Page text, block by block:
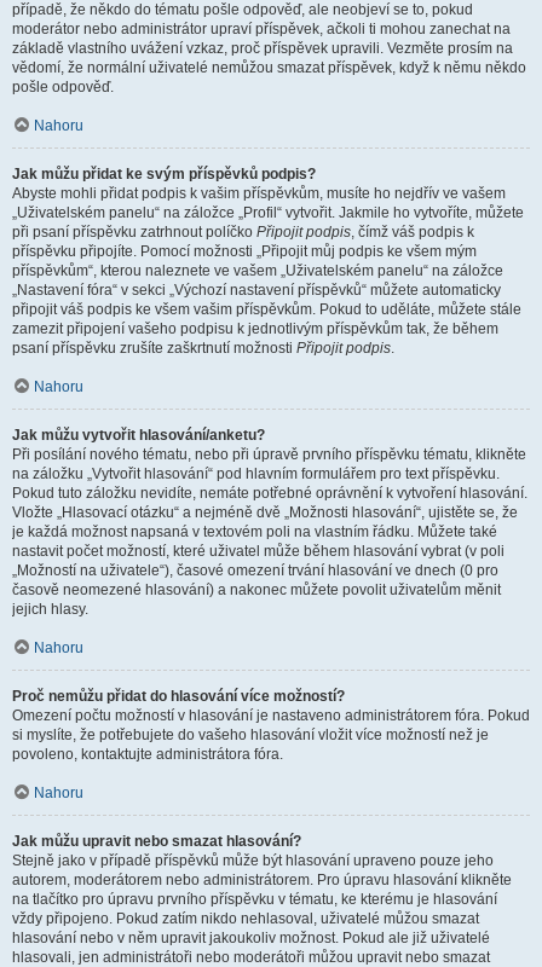
případě, že někdo do tématu pošle odpověď, ale neobjeví se to, pokud
moderátor nebo administrátor upraví příspěvek, ačkoli ti mohou zanechat na
základě vlastního uvážení vzkaz, proč příspěvek upravili. Vezměte prosím na
vědomí, že normální uživatelé nemůžou smazat příspěvek, když k němu někdo
pošle odpověď.
Nahoru
Jak můžu přidat ke svým příspěvků podpis?
Abyste mohli přidat podpis k vašim příspěvkům, musíte ho nejdřív ve vašem
„Uživatelském panelu“ na záložce „Profil“ vytvořit. Jakmile ho vytvoříte, můžete
při psaní příspěvku zatrhnout políčko Připojit podpis, čímž váš podpis k
příspěvku připojíte. Pomocí možnosti „Připojit můj podpis ke všem mým
příspěvkům“, kterou naleznete ve vašem „Uživatelském panelu“ na záložce
„Nastavení fóra“ v sekci „Výchozí nastavení příspěvků“ můžete automaticky
připojit váš podpis ke všem vašim příspěvkům. Pokud to uděláte, můžete stále
zamezit připojení vašeho podpisu k jednotlivým příspěvkům tak, že během
psaní příspěvku zrušíte zaškrtnutí možnosti Připojit podpis.
Nahoru
Jak můžu vytvořit hlasování/anketu?
Při posílání nového tématu, nebo při úpravě prvního příspěvku tématu, klikněte
na záložku „Vytvořit hlasování“ pod hlavním formulářem pro text příspěvku.
Pokud tuto záložku nevidíte, nemáte potřebné oprávnění k vytvoření hlasování.
Vložte „Hlasovací otázku“ a nejméně dvě „Možnosti hlasování“, ujistěte se, že
je každá možnost napsaná v textovém poli na vlastním řádku. Můžete také
nastavit počet možností, které uživatel může během hlasování vybrat (v poli
„Možností na uživatele“), časové omezení trvání hlasování ve dnech (0 pro
časově neomezené hlasování) a nakonec můžete povolit uživatelům měnit
jejich hlasy.
Nahoru
Proč nemůžu přidat do hlasování více možností?
Omezení počtu možností v hlasování je nastaveno administrátorem fóra. Pokud
si myslíte, že potřebujete do vašeho hlasování vložit více možností než je
povoleno, kontaktujte administrátora fóra.
Nahoru
Jak můžu upravit nebo smazat hlasování?
Stejně jako v případě příspěvků může být hlasování upraveno pouze jeho
autorem, moderátorem nebo administrátorem. Pro úpravu hlasování klikněte
na tlačítko pro úpravu prvního příspěvku v tématu, ke kterému je hlasování
vždy připojeno. Pokud zatím nikdo nehlasoval, uživatelé můžou smazat
hlasování nebo v něm upravit jakoukoliv možnost. Pokud ale již uživatelé
hlasovali, jen administrátoři nebo moderátoři můžou upravit nebo smazat